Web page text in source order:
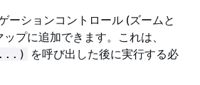
ーションコントロール (ズームと
プに追加できます。これは、
を呼び出した後に実行する必